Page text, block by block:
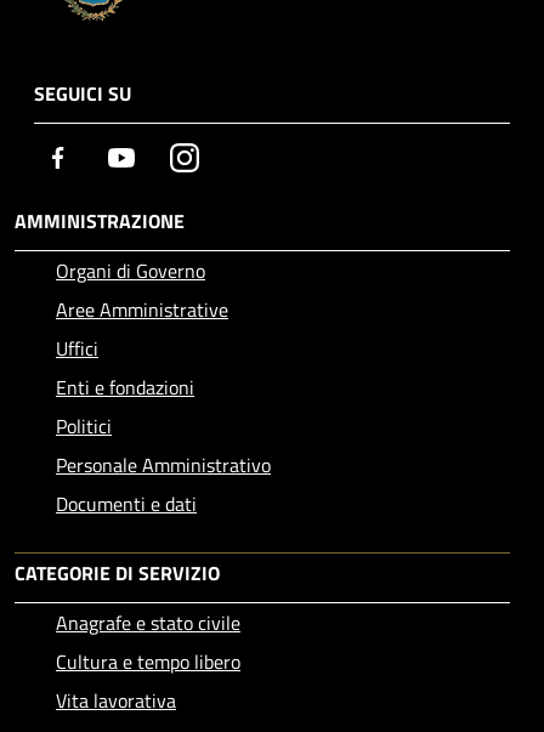
SEGUICI SU
Facebook YoutubeInstagram
AMMINISTRAZIONE
Organi di Governo
Aree Amministrative
Uffici
Enti e fondazioni
Politici
Personale Amministrativo
Documenti e dati
CATEGORIE DI SERVIZIO
Anagrafe e stato civile
Cultura e tempo libero
Vita lavorativa